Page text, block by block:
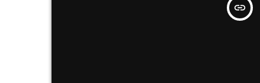
insert_link